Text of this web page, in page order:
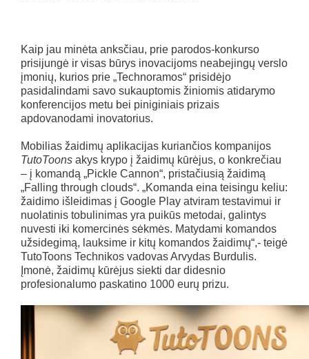
Kaip jau minėta anksčiau, prie parodos-konkurso
prisijungė ir visas būrys inovacijoms neabejingų verslo
įmonių, kurios prie „Technoramos“ prisidėjo
pasidalindami savo sukauptomis žiniomis atidarymo
konferencijos metu bei piniginiais prizais
apdovanodami inovatorius.
Mobilias žaidimų aplikacijas kuriančios kompanijos
TutoToons akys krypo į žaidimų kūrėjus, o konkrečiau
– į komandą „Pickle Cannon“, pristačiusią žaidimą
„Falling through clouds“. „Komanda eina teisingu keliu:
žaidimo išleidimas į Google Play atviram testavimui ir
nuolatinis tobulinimas yra puikūs metodai, galintys
nuvesti iki komercinės sėkmės. Matydami komandos
užsidegimą, lauksime ir kitų komandos žaidimų“,- teigė
TutoToons Technikos vadovas Arvydas Burdulis.
Įmonė, žaidimų kūrėjus siekti dar didesnio
profesionalumo paskatino 1000 eurų prizu.